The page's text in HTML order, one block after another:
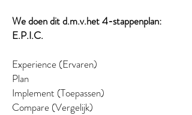
We doen dit d.m.v.het 4-stappenplan:
E.P.I.C.
Experience (Ervaren)
Plan
Implement (Toepassen)
Compare (Vergelijk)